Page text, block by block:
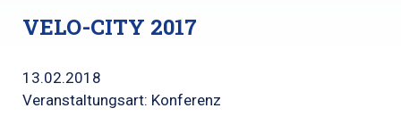
VELO-CITY 2017
13.02.2018
Veranstaltungsart: Konferenz